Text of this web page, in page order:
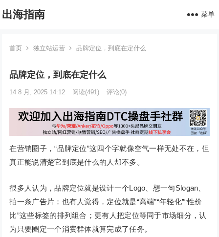
出海指南 菜单
首页 独立站运营 品牌定位，到底在定什么
品牌定位，到底在定什么
14 8 月, 2025 14:12 阅读(491) 评论(0)
在营销圈子，“品牌定位”这四个字就像空气一样无处不在，但
真正能说清楚它到底是什么的人却不多。
很多人认为，品牌定位就是设计一个Logo、想一句Slogan、
拍一条广告片；也有人觉得，定位就是“高端”“年轻化”“性价
比”这些标签的排列组合；更有人把定位等同于市场细分，认
为只要圈定一个消费群体就算完成了任务。